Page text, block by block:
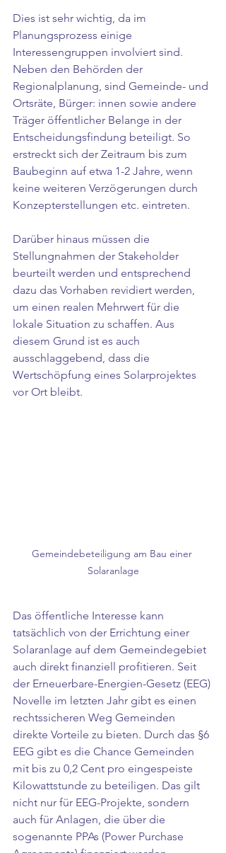
Dies ist sehr wichtig, da im
Planungsprozess einige
Interessengruppen involviert sind.
Neben den Behörden der
Regionalplanung, sind Gemeinde- und
Ortsräte, Bürger: innen sowie andere
Träger öffentlicher Belange in der
Entscheidungsfindung beteiligt. So
erstreckt sich der Zeitraum bis zum
Baubeginn auf etwa 1-2 Jahre, wenn
keine weiteren Verzögerungen durch
Konzepterstellungen etc. eintreten.
Darüber hinaus müssen die
Stellungnahmen der Stakeholder
beurteilt werden und entsprechend
dazu das Vorhaben revidiert werden,
um einen realen Mehrwert für die
lokale Situation zu schaffen. Aus
diesem Grund ist es auch
ausschlaggebend, dass die
Wertschöpfung eines Solarprojektes
vor Ort bleibt.
Gemeindebeteiligung am Bau einer
Solaranlage
Das öffentliche Interesse kann
tatsächlich von der Errichtung einer
Solaranlage auf dem Gemeindegebiet
auch direkt finanziell profitieren. Seit
der Erneuerbare-Energien-Gesetz (EEG)
Novelle im letzten Jahr gibt es einen
rechtssicheren Weg Gemeinden
direkte Vorteile zu bieten. Durch das §6
EEG gibt es die Chance Gemeinden
mit bis zu 0,2 Cent pro eingespeiste
Kilowattstunde zu beteiligen. Das gilt
nicht nur für EEG-Projekte, sondern
auch für Anlagen, die über die
sogenannte PPAs (Power Purchase